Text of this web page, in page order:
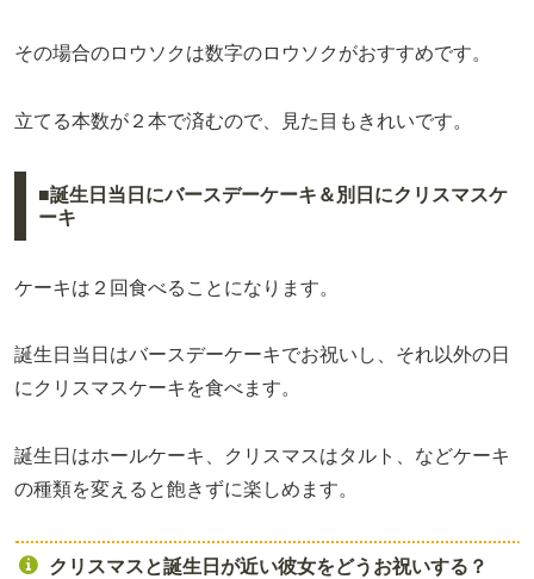
その場合のロウソクは数字のロウソクがおすすめです。
立てる本数が２本で済むので、見た目もきれいです。
■誕生日当日にバースデーケーキ＆別日にクリスマスケ
ーキ
ケーキは２回食べることになります。
誕生日当日はバースデーケーキでお祝いし、それ以外の日
にクリスマスケーキを食べます。
誕生日はホールケーキ、クリスマスはタルト、などケーキ
の種類を変えると飽きずに楽しめます。
クリスマスと誕生日が近い彼女をどうお祝いする？